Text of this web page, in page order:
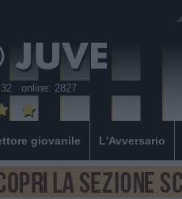
online: 2827
giovanile L'Avversario